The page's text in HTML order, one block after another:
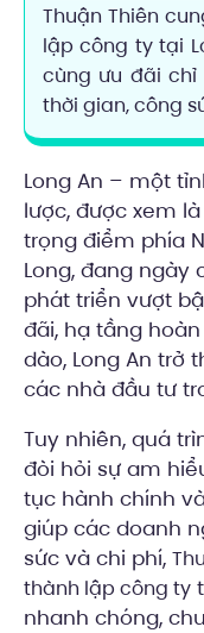
Thuận Thiên
lập công ty tại
cùng ưu đãi chỉ
thời gian, công
Long An – một
lược, được xem
trọng điểm phía
Long, đang ngày
phát triển vượt
đãi, hạ tầng
dào, Long An trở
các nhà đầu tư
Tuy nhiên, quá
đòi hỏi sự am
tục hành chính
giúp các doanh
sức và chi phí,
thành lập công ty
nhanh chóng,